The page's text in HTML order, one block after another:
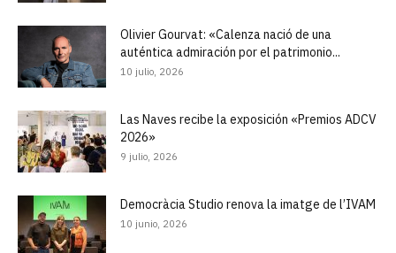
Olivier Gourvat: «Calenza nació de una
auténtica admiración por el patrimonio...
10 julio, 2026
Las Naves recibe la exposición «Premios ADCV
2026»
9 julio, 2026
Democràcia Studio renova la imatge de l’IVAM
10 junio, 2026